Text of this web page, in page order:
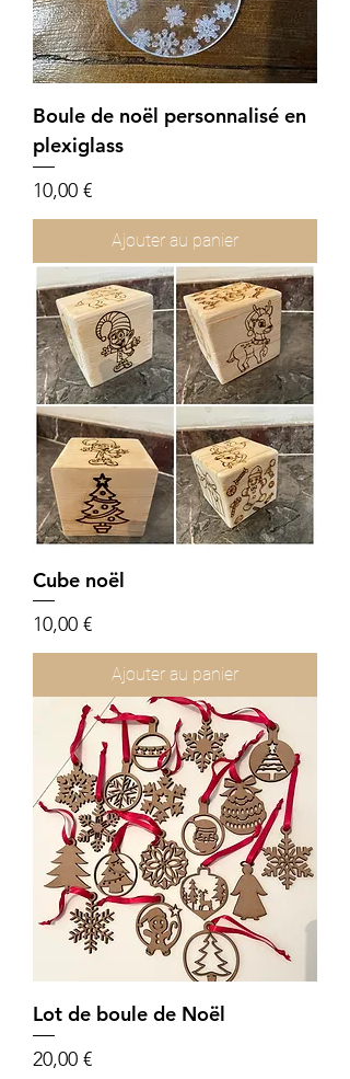
Boule de noël personnalisé en
plexiglass
Prix
10,00 €
Ajouter au panier
Cube noël
Prix
10,00 €
Ajouter au panier
Lot de boule de Noël
Prix
20,00 €